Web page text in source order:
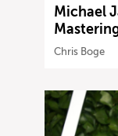
Michael
Chris Boge